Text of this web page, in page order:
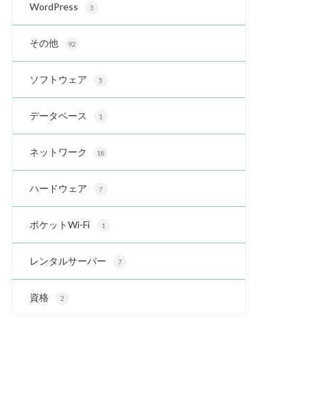
WordPress 3
その他 92
ソフトウェア 5
データベース 1
ネットワーク 18
ハードウェア 7
ポケットWi-Fi 1
レンタルサーバー 7
資格 2